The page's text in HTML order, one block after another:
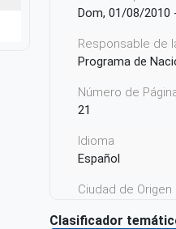
Dom, 01/08/2010
Responsable de
Programa de
Número de
21
Idioma
Español
Ciudad de Origen
Clasificador